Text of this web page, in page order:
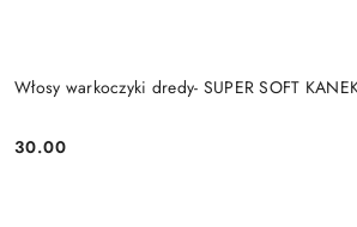
Włosy warkoczyki dredy- SUPER SOFT
Cena:
30.00